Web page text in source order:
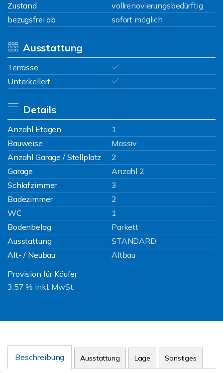
Zustand
vollrenovierungsbedürftig
bezugsfrei ab
sofort möglich
Ausstattung
Terrasse
Unterkellert
Details
Anzahl Etagen
1
Bauweise
Massiv
Anzahl Garage / Stellplatz
2
Garage
Anzahl 2
Schlafzimmer
3
Badezimmer
2
WC
1
Bodenbelag
Parkett
Ausstattung
STANDARD
Alt- / Neubau
Altbau
Provision für Käufer
3,57 % inkl. MwSt.
Beschreibung Ausstattung Lage Sonstiges